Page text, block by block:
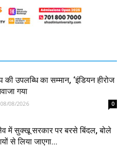
उपलब्धि का सम्मान, ‘इंडियन हीरोज
गया
08/08/2026 0
में सुक्खू सरकार पर बरसे बिंदल, बोले
से लिया जाएगा...